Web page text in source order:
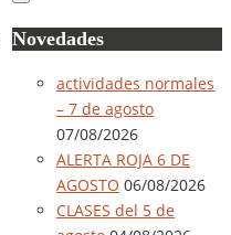
Buscar
Novedades
actividades normales
– 7 de agosto
07/08/2026
ALERTA ROJA 6 DE
AGOSTO 06/08/2026
CLASES del 5 de